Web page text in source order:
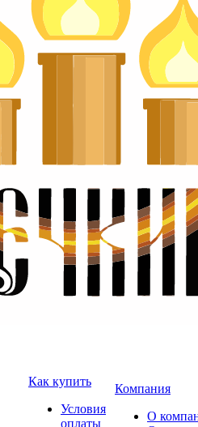
Как купить
Условия
оплаты
Компания
О